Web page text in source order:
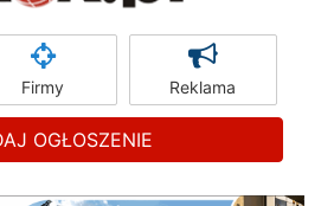
Firmy Reklama
OGŁOSZENIE